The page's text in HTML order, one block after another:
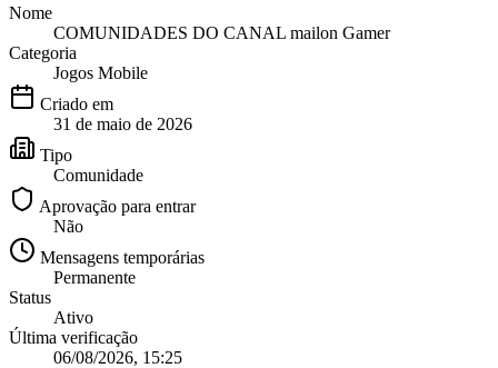
Nome
COMUNIDADES DO CANAL mailon Gamer
Categoria
Jogos Mobile
Criado em
31 de maio de 2026
Tipo
Comunidade
Aprovação para entrar
Não
Mensagens temporárias
Permanente
Status
Ativo
Última verificação
06/08/2026, 15:25